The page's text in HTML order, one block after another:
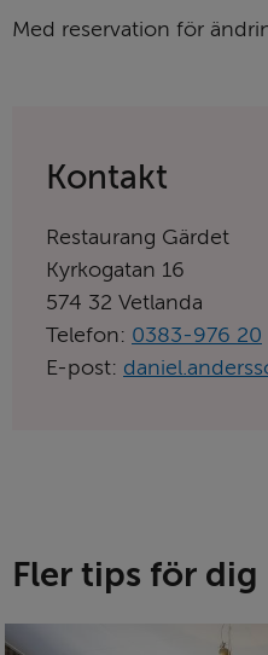
Med reservation för
Kontakt
Restaurang Gärdet
Kyrkogatan 16
574 32 Vetlanda
Telefon: 0383-976 20
E-post:
Fler tips för dig